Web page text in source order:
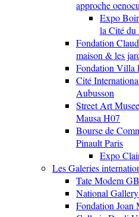
approche
Expo
la Cité
Fondation
maison & les
Fondation Villa
Cité
Aubusson
Street Art
Mausa H07
Bourse de
Pinault Paris
Expo
Les Galeries
Tate Modem GB
National
Fondation Joan